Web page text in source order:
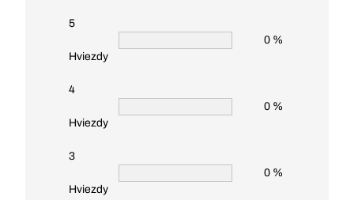
5
Hviezdy
0 %
4
Hviezdy
0 %
3
Hviezdy
0 %